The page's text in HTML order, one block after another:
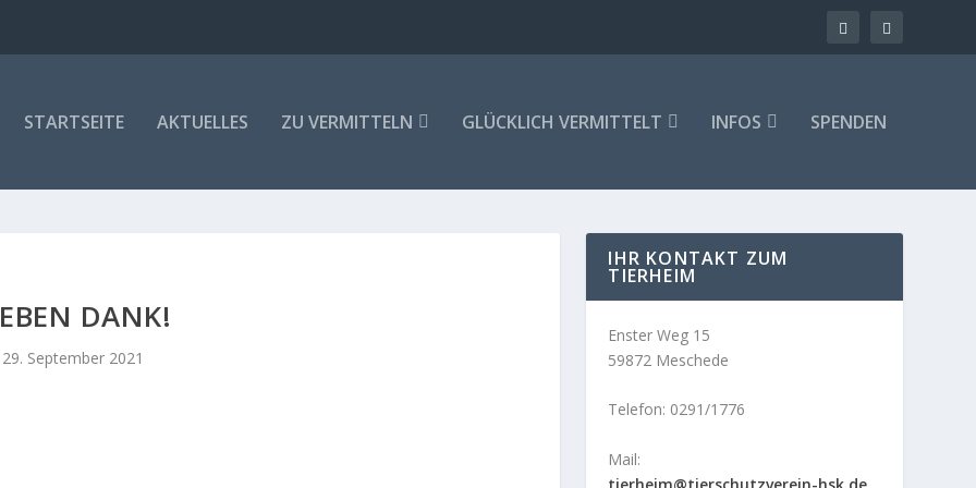
STARTSEITE AKTUELLES ZU VERMITTELN GLÜCKLICH VERMITTELT INFOS SPENDEN
DANK!
29. September 2021
IHR KONTAKT ZUM
TIERHEIM
Enster Weg 15
59872 Meschede
Telefon: 0291/1776
Mail: